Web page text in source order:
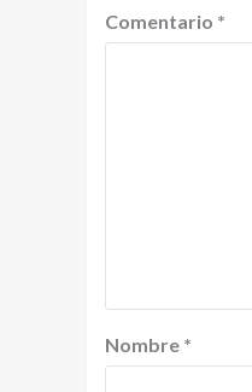
Comentario *
Nombre *